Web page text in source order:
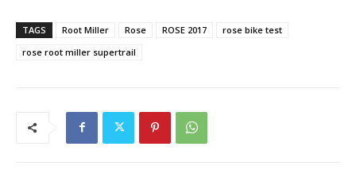
TAGS Root Miller Rose ROSE 2017
rose bike test
rose root miller supertrail